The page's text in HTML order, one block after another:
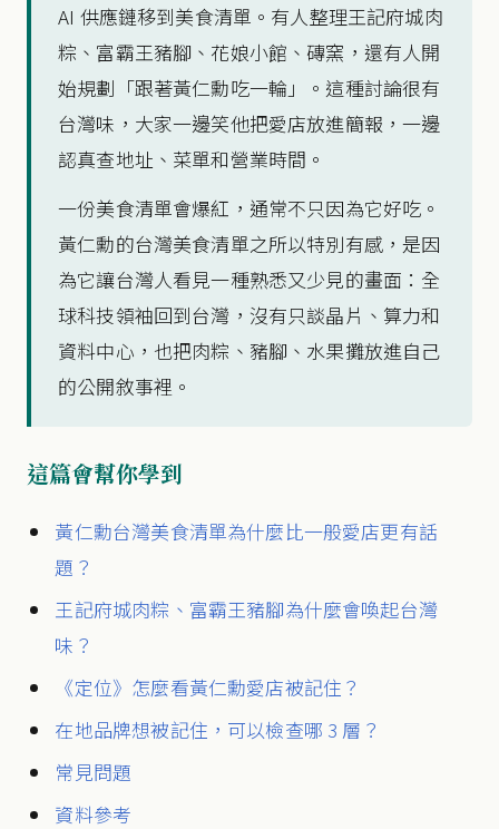
AI 供應鏈移到美食清單。有人整理王記府城肉
粽、富霸王豬腳、花娘小館、磚窯，還有人開
始規劃「跟著黃仁勳吃一輪」。這種討論很有
台灣味，大家一邊笑他把愛店放進簡報，一邊
認真查地址、菜單和營業時間。
一份美食清單會爆紅，通常不只因為它好吃。
黃仁勳的台灣美食清單之所以特別有感，是因
為它讓台灣人看見一種熟悉又少見的畫面：全
球科技領袖回到台灣，沒有只談晶片、算力和
資料中心，也把肉粽、豬腳、水果攤放進自己
的公開敘事裡。
這篇會幫你學到
黃仁勳台灣美食清單為什麼比一般愛店更有話
題？
王記府城肉粽、富霸王豬腳為什麼會喚起台灣
味？
《定位》怎麼看黃仁勳愛店被記住？
在地品牌想被記住，可以檢查哪 3 層？
常見問題
資料參考